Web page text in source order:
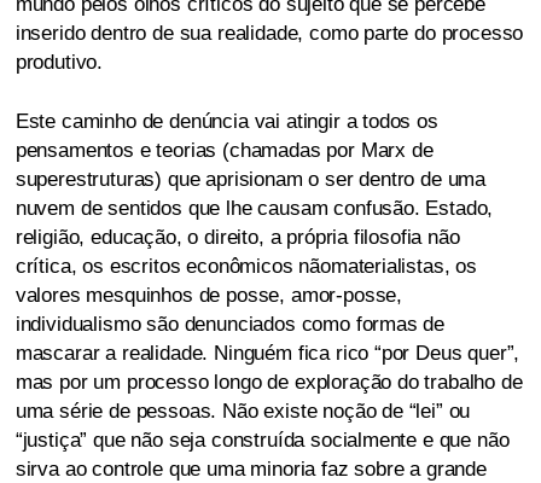
mundo pelos olhos críticos do sujeito que se percebe
inserido dentro de sua realidade, como parte do processo
produtivo.
Este caminho de denúncia vai atingir a todos os
pensamentos e teorias (chamadas por Marx de
superestruturas) que aprisionam o ser dentro de uma
nuvem de sentidos que lhe causam confusão. Estado,
religião, educação, o direito, a própria filosofia não
crítica, os escritos econômicos nãomaterialistas, os
valores mesquinhos de posse, amor-posse,
individualismo são denunciados como formas de
mascarar a realidade. Ninguém fica rico “por Deus quer”,
mas por um processo longo de exploração do trabalho de
uma série de pessoas. Não existe noção de “lei” ou
“justiça” que não seja construída socialmente e que não
sirva ao controle que uma minoria faz sobre a grande